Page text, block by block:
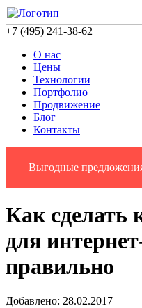
‎+7 (495) 241-38-62
О нас
Цены
Технологии
Портфолио
Продвижение
Блог
Контакты
Выгодные
Как сделать
для
правильно
Добавлено: 28.02.2017